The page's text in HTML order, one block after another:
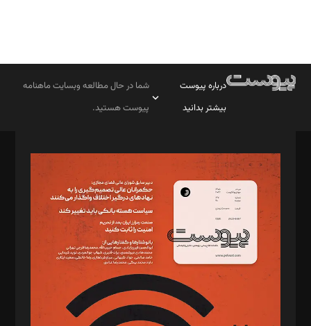
درباره پیوست
بیشتر بدانید
شما در حال مطالعه وبسایت ماهنامه
پیوست هستید.
مدیر مسئول: محمدباقر اثنی‌عشری
سردبیر: مهرک محمودی
دبیر تحریریه: میثم قاسمی
د‌بیر ناداستان: سمانه سمیع
د‌بیر خدمت و تجارت: ابوالفضل رجبی
د‌بیر حقوق فناوری: حسام‌الدین ایپکچی
د‌بیر پیوست جهان: مینا پاکدل
د‌بیر تحریریه آنلاین: بابک نقاش
تحریریه‌: مجتبی محمود‌ی، آرش برهمند، یسنا امان‌پور، سروش کرمیان،